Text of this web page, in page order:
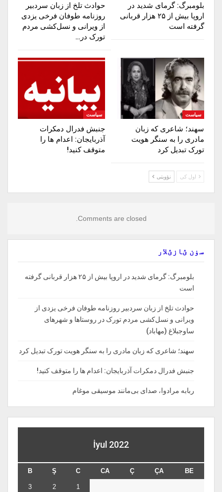
بلومبرگ: گرمای شدید در
اروپا بیش از ۲۵ هزار قربانی
گرفته است
حوادث تلخ از زبان سردبیر
روزنامه‌ طوفان فرخی یزدی
از ویرانی و نسل‌کشی مردم
تورک در…
سیاست
سهند؛ شاعری که زبان
مادری را به سنگر هویت
تورک تبدیل کرد
سیاست
جنبش فدرال دمکرات
آذربایجان: اعدام ها را‌
متوقف‌ کنید!
اول کی نؤوبتی
Comments are closed.
سۏن ؽازؽلار
بلومبرگ: گرمای شدید در اروپا بیش از ۲۵ هزار قربانی گرفته
است
حوادث تلخ از زبان سردبیر روزنامه‌ طوفان فرخی یزدی از
ویرانی و نسل‌کشی مردم تورک در روستاها و شهرهای
ساوجبلاغ (مهاباد)
سهند؛ شاعری که زبان مادری را به سنگر هویت تورک تبدیل کرد
جنبش فدرال دمکرات آذربایجان: اعدام ها را‌ متوقف‌ کنید!
ربابه مرادوا، صدای بی‌مانند موسیقی موغام
İyul 2022
BE
ÇA
Ç
CA
C
Ş
B